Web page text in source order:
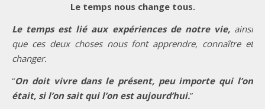
Le temps nous change tous.
Le temps est lié aux expériences de notre vie, ainsi
que ces deux choses nous font apprendre, connaître et
changer.
“On doit vivre dans le présent, peu importe qui l’on
était, si l’on sait qui l’on est aujourd’hui.”